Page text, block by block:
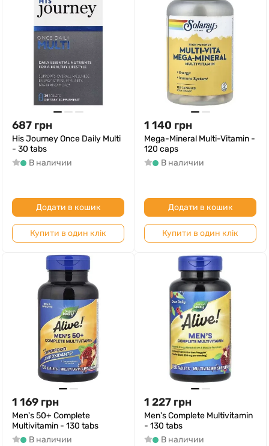
687 грн
His Journey Once Daily Multi
- 30 tabs
В наличии
Додати в кошик
Купити в один клік
1 140 грн
Mega-Mineral Multi-Vitamin -
120 caps
В наличии
Додати в кошик
Купити в один клік
1 169 грн
Men's 50+ Complete
Multivitamin - 130 tabs
В наличии
1 227 грн
Men's Complete Multivitamin
- 130 tabs
В наличии